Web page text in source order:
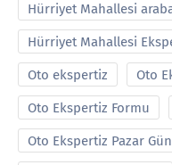
Hürriyet Mahallesi
Hürriyet Mahallesi
Oto ekspertiz Oto
Oto Ekspertiz Formu
Oto Ekspertiz Pazar